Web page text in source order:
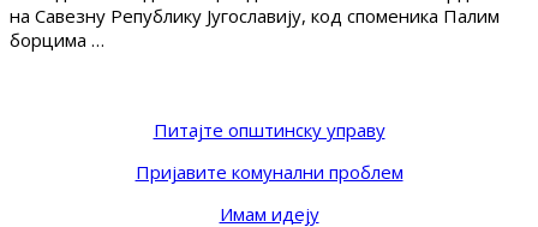
на Савезну Републику Југославију, код споменика Палим
борцима …
Питајте општинску управу
Пријавите комунални проблем
Имам идеју